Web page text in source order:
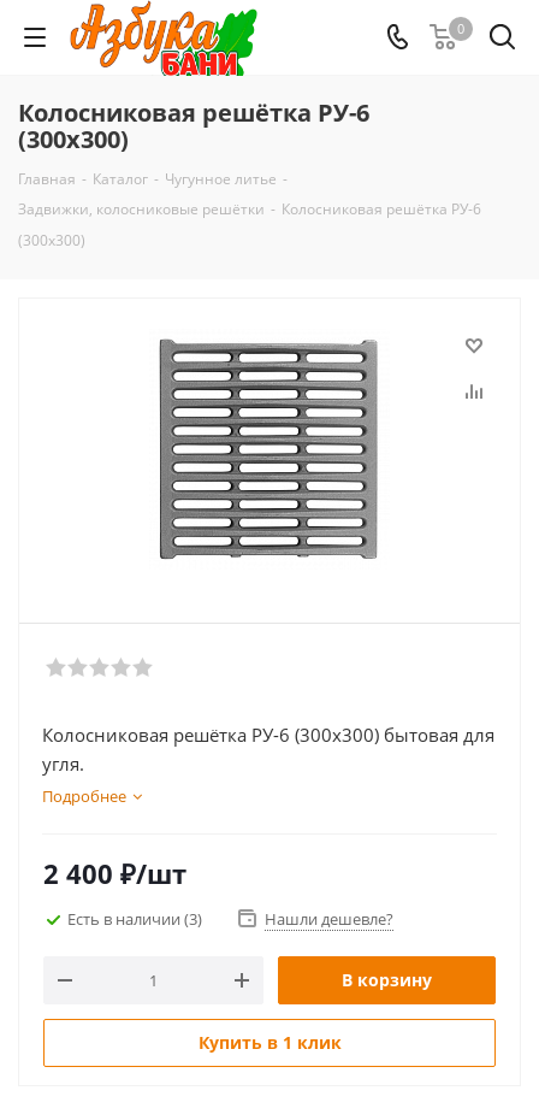
0
Колосниковая решётка РУ-6
(300х300)
Главная - Каталог - Чугунное литье -
Задвижки, колосниковые решётки - Колосниковая решётка РУ-6
(300х300)
Колосниковая решётка РУ-6 (300х300) бытовая для
угля.
Подробнее
2 400 ₽/шт
Есть в наличии (3) Нашли дешевле?
В корзину
Купить в 1 клик